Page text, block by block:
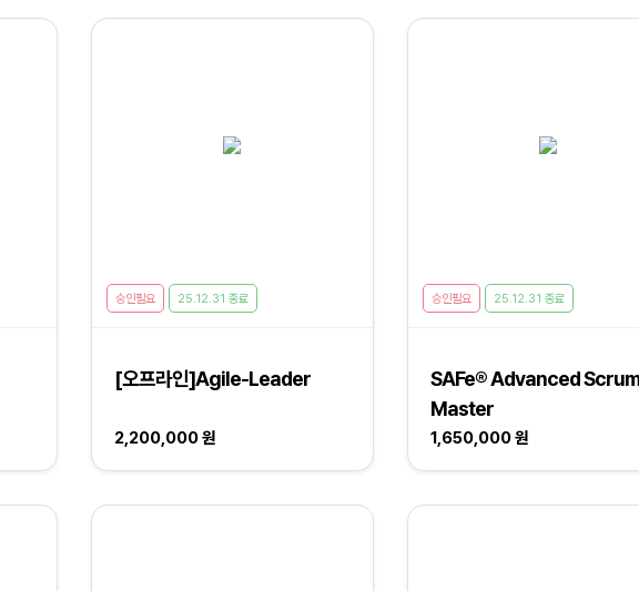
승인필요 25.12.31 종료
[오프라인]Agile-Leader
2,200,000 원
승인필요 25.12.31 종료
SAFe® Advanced Scrum
Master
1,650,000 원